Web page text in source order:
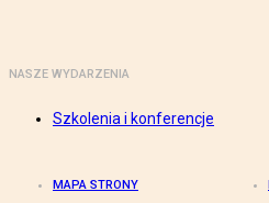
NASZE WYDARZENIA
Szkolenia i konferencje
MAPA STRONY